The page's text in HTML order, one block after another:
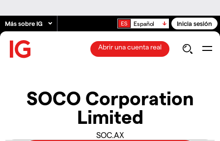
Más sobre IG Español Inicia sesión
Abrir una cuenta real
SOCO Corporation
Limited
SOC.AX